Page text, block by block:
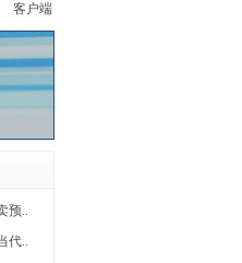
客户端
预..
代..